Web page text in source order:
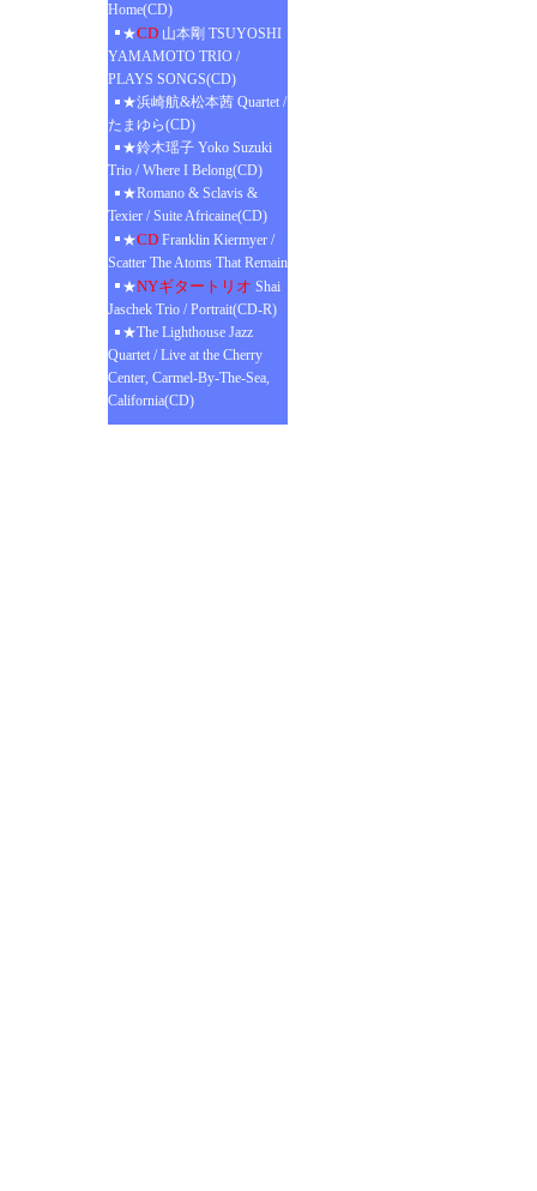
Home(CD)
★CD 山本剛 TSUYOSHI
YAMAMOTO TRIO /
PLAYS SONGS(CD)
★浜崎航&松本茜 Quartet /
たまゆら(CD)
★鈴木瑶子 Yoko Suzuki
Trio / Where I Belong(CD)
★Romano & Sclavis &
Texier / Suite Africaine(CD)
★CD Franklin Kiermyer /
Scatter The Atoms That Remain
★NYギタートリオ Shai
Jaschek Trio / Portrait(CD-R)
★The Lighthouse Jazz
Quartet / Live at the Cherry
Center, Carmel-By-The-Sea,
California(CD)